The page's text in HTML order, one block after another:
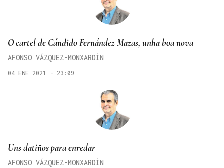
O cartel de Cándido Fernández Mazas, unha boa nova
AFONSO VÁZQUEZ-MONXARDÍN
04 ENE 2021 - 23:09
Uns datiños para enredar
AFONSO VÁZQUEZ-MONXARDÍN